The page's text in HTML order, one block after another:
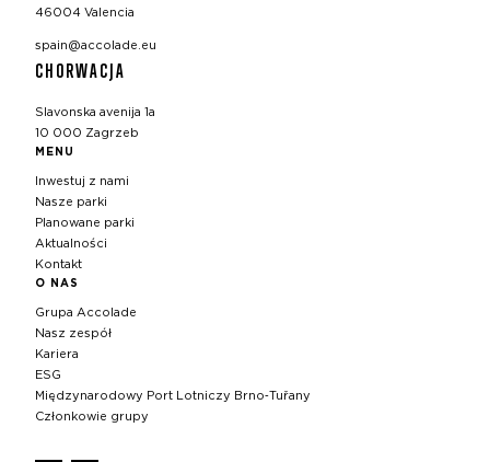
46004 Valencia
spain@accolade.eu
CHORWACJA
Slavonska avenija 1a
10 000 Zagrzeb
MENU
Inwestuj z nami
Nasze parki
Planowane parki
Aktualności
Kontakt
O NAS
Grupa Accolade
Nasz zespół
Kariera
ESG
Międzynarodowy Port Lotniczy Brno‑Tuřany
Członkowie grupy